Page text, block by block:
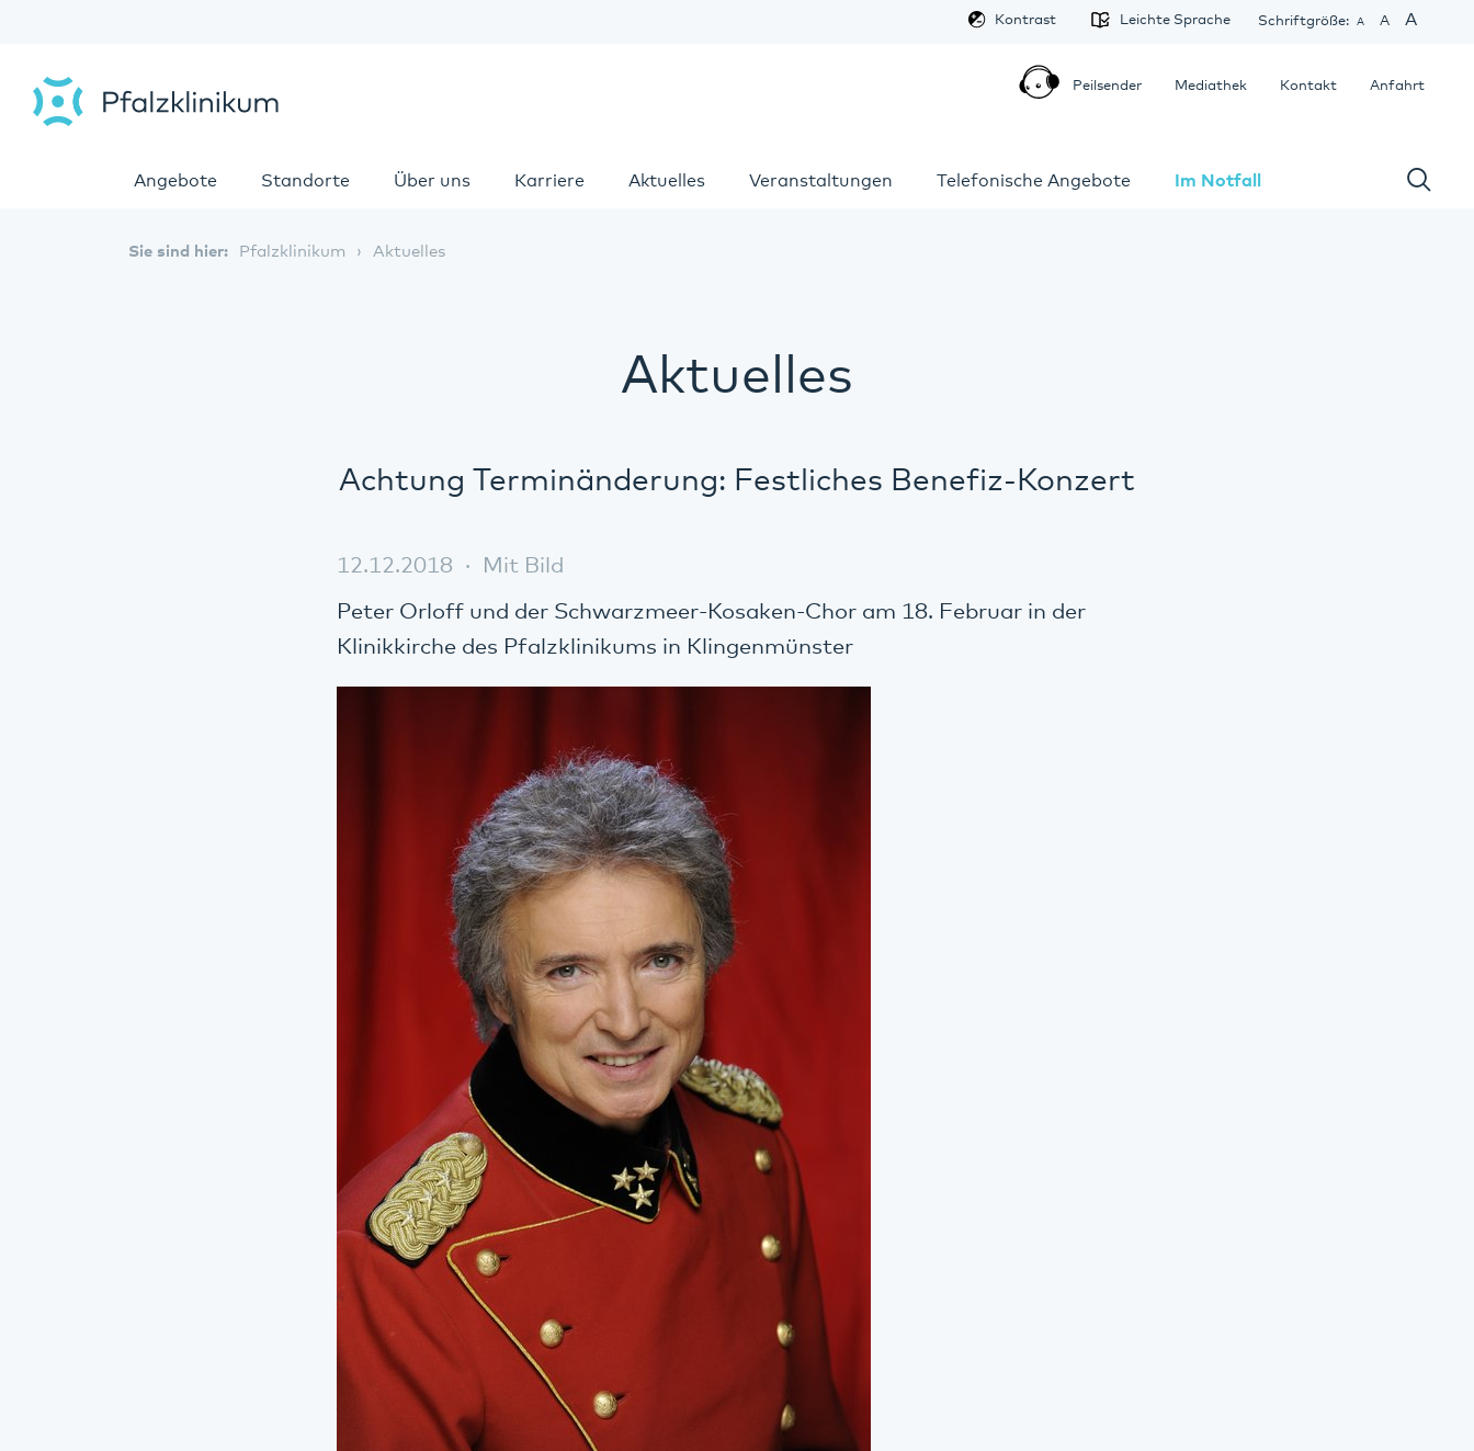
Angebote Standorte Über uns Karriere Aktuelles Veranstaltungen Telefonische Angebote Im Notfall
Schriftgröße: A A A
Leichte Sprache
Kontrast
Anfahrt
Kontakt
Mediathek
Peilsender
Sie sind hier: Pfalzklinikum Aktuelles
Aktuelles
Achtung Terminänderung: Festliches Benefiz-Konzert
12.12.2018 Mit Bild
Peter Orloff und der Schwarzmeer-Kosaken-Chor am 18. Februar in der
Klinikkirche des Pfalzklinikums in Klingenmünster